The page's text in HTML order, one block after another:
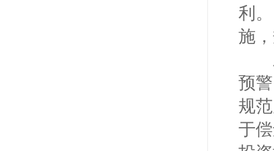
利
施
预
规
于